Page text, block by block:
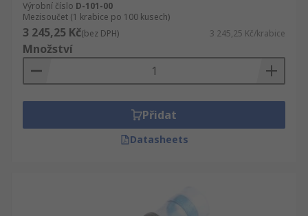
Výrobní číslo D-101-00
Mezisoučet (1 krabice po 100 kusech)
3 245,25 Kč(bez DPH) 3 245,25 Kč/krabice
Množství
Přidat
Datasheets